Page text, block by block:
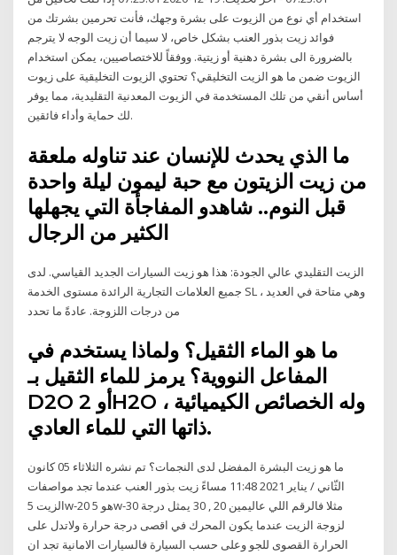
استخدام أي نوع من الزيوت على بشرة وجهك، فأنت تحرمين بشرتك من
فوائد زيت بذور العنب بشكل خاص، لا سيما أن زيت الوجه لا يترجم
بالضرورة الى بشرة دهنية أو زيتية. ووفقاً للاختصاصيين، يمكن استخدام
الزيوت ضمن ما هو الزيت التخليقي؟ تحتوي الزيوت التخليقية على زيوت
أساس أنقي من تلك المستخدمة في الزيوت المعدنية التقليدية، مما يوفر
لك حماية وأداء فائقين.
ما الذي يحدث للإنسان عند تناوله ملعقة
من زيت الزيتون مع حبة ليمون ليلة واحدة
قبل النوم.. شاهدو المفاجأة التي يجهلها
الكثير من الرجال
الزيت التقليدي عالي الجودة: هذا هو زيت السيارات الجديد القياسي. لدى
جميع العلامات التجارية الرائدة مستوى الخدمة SL ، وهي متاحة في العديد
ما هو الماء الثقيل؟ ولماذا يستخدم في
المفاعل النووية؟ يرمز للماء الثقيل بـ
D2O أو 2H2O ، وله الخصائص الكيميائية
ذاتها التي للماء العادي.
ما هو زيت البشرة المفضل لدى النجمات؟ تم نشره الثلاثاء 05 كانون
الثّاني / يناير 2021 11:48 مساءً زيت بذور العنب عندما تجد مواصفات
الزيت 5w-20 هو 5w-30 مثلا فالرقم اللي عاليمين 20 , 30 يمثل درجة
لزوجة الزيت عندما يكون المحرك في اقصى درجة حرارة ولاتدل على
الحرارة القصوى للجو وعلى حسب السيارة فالسيارات الامانية تجد ان